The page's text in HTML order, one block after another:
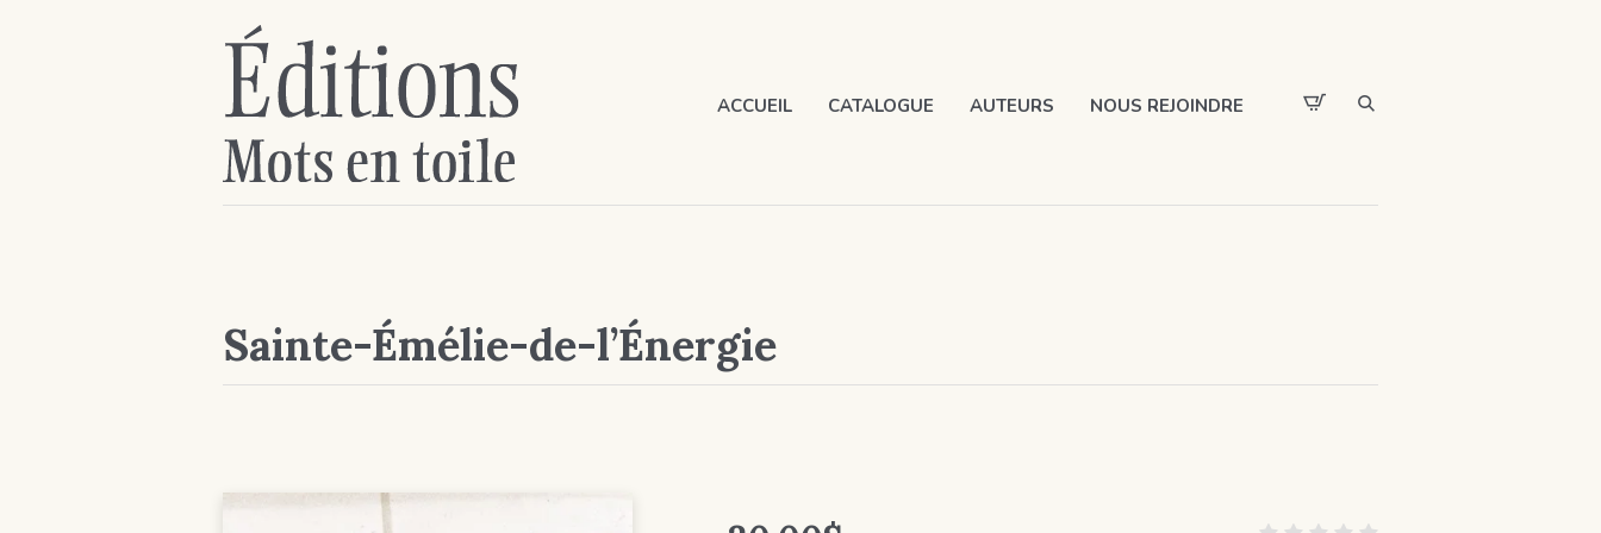
ACCUEIL CATALOGUE AUTEURS NOUS REJOINDRE
Sainte-Émélie-de-l’Énergie